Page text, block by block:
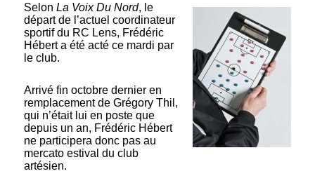
SelonLa Voix Du Nord, le
départ de l’actuel coordinateur
sportif du RC Lens, Frédéric
Hébert a été acté ce mardi par
le club.
Arrivé fin octobre dernier en
remplacement de Grégory Thil,
qui n’était lui en poste que
depuis un an, Frédéric Hébert
ne participera donc pas au
mercato estival du club
artésien.